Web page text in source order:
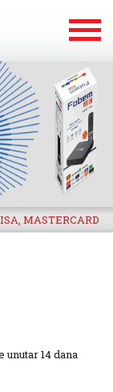
MASTERCARD
14 dana